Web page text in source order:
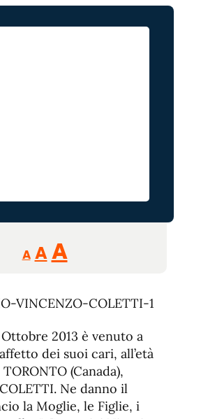
A
Reducir
tamaño
A Restablecer
de
AAumentar
de
fuente.
2013 è venuto a
dei suoi cari, all’età
(Canada),
Ne danno il
la Moglie, le Figlie, i